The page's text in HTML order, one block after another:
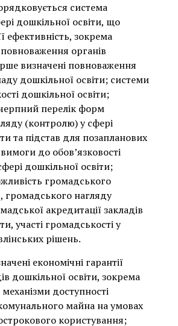
система
дошкільної освіти, що
ефективність, зокрема
органів
визначені повноваження
дошкільної освіти; системи
дошкільної освіти;
перелік форм
(контролю) у сфері
та підстав для позапланових
вимоги до обов’язковості
дошкільної освіти;
громадського
громадського нагляду
акредитації закладів
участі громадськості у
рішень.
економічні гарантії
дошкільної освіти, зокрема
доступності
майна на умовах
користування;